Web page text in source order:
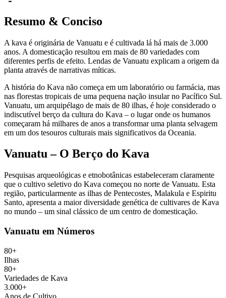
Resumo & Conciso
A kava é originária de Vanuatu e é cultivada lá há mais de 3.000
anos. A domesticação resultou em mais de 80 variedades com
diferentes perfis de efeito. Lendas de Vanuatu explicam a origem da
planta através de narrativas míticas.
A história do Kava não começa em um laboratório ou farmácia, mas
nas florestas tropicais de uma pequena nação insular no Pacífico Sul.
Vanuatu, um arquipélago de mais de 80 ilhas, é hoje considerado o
indiscutível berço da cultura do Kava – o lugar onde os humanos
começaram há milhares de anos a transformar uma planta selvagem
em um dos tesouros culturais mais significativos da Oceania.
Vanuatu – O Berço do Kava
Pesquisas arqueológicas e etnobotânicas estabeleceram claramente
que o cultivo seletivo do Kava começou no norte de Vanuatu. Esta
região, particularmente as ilhas de Pentecostes, Malakula e Espiritu
Santo, apresenta a maior diversidade genética de cultivares de Kava
no mundo – um sinal clássico de um centro de domesticação.
Vanuatu em Números
80+
Ilhas
80+
Variedades de Kava
3.000+
Anos de Cultivo